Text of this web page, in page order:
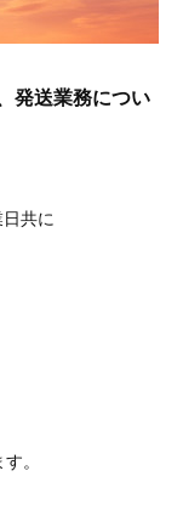
発送業務につい
共に
。